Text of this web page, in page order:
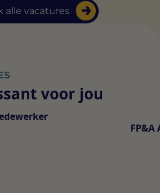
alle vacatures
voor jou
FP&A